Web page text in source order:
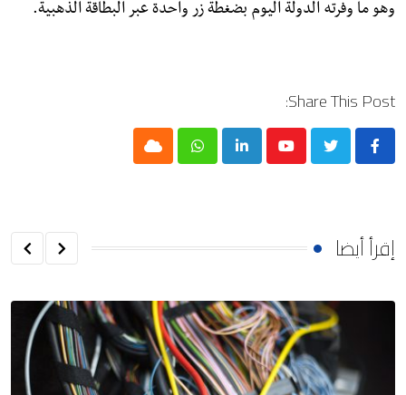
وهو ما وفرته الدولة اليوم بضغطة زر واحدة عبر البطاقة الذهبية.
Share This Post:
Youtube
LinkedIn
Whatsapp
Cloud
إقرأ أيضا